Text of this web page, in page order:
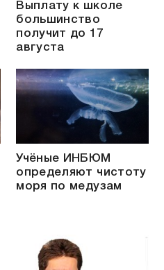
Выплату к школе
большинство
получит до 17
августа
Учёные ИНБЮМ
определяют чистоту
моря по медузам